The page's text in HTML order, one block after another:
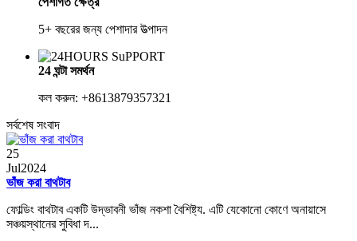
5+ বছরের জন্য পেশাদার উত্পাদন
24 ঘন্টা সমর্থন
কল করুন: +8613879357321
সর্বশেষ সংবাদ
25
Jul2024
ভাঁজ করা বাথটাব
ফোল্ডিং বাথটাব একটি উদ্ভাবনী ভাঁজ নকশা বৈশিষ্ট্য. এটি যেকোনো কোণে অনায়াসে
সঞ্চয়স্থানের সুবিধা দ...